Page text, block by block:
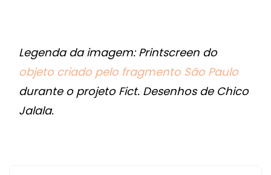
Legenda da imagem: Printscreen do
objeto criado pelo fragmento São Paulo
durante o projeto Fict. Desenhos de Chico
Jalala.